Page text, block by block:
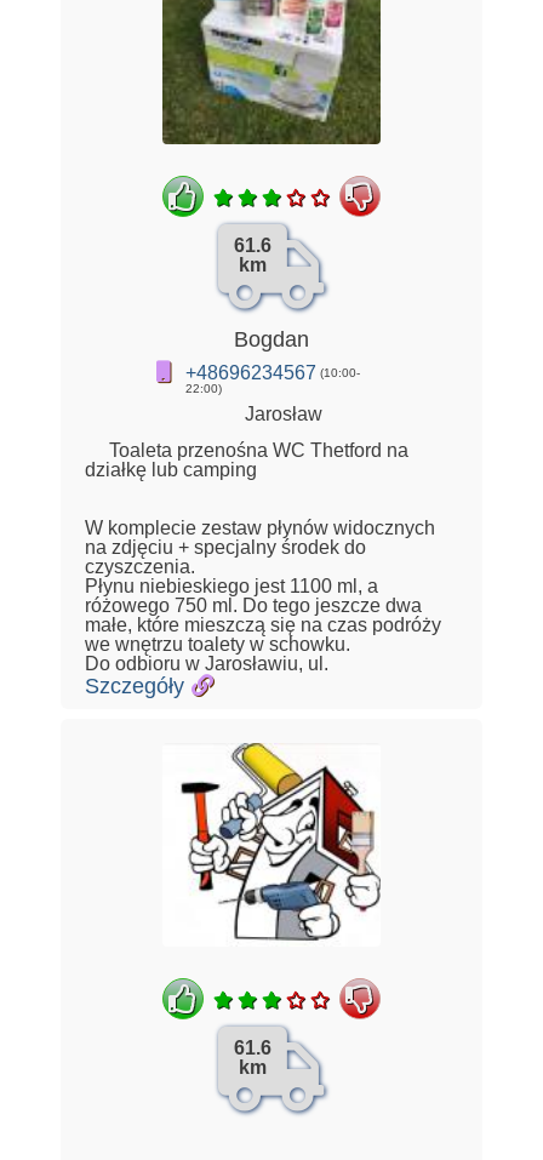
61.6
km
Bogdan
+48696234567 (10:00-
22:00)
Jarosław
Toaleta przenośna WC Thetford na
działkę lub camping
W komplecie zestaw płynów widocznych
na zdjęciu + specjalny środek do
czyszczenia.
Płynu niebieskiego jest 1100 ml, a
różowego 750 ml. Do tego jeszcze dwa
małe, które mieszczą się na czas podróży
we wnętrzu toalety w schowku.
Do odbioru w Jarosławiu, ul.
Szczegóły
61.6
km